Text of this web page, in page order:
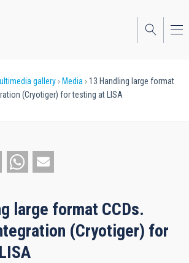
gallery Media
13 Handling large format
(Cryotiger) for testing at LISA
large format CCDs.
(Cryotiger) for